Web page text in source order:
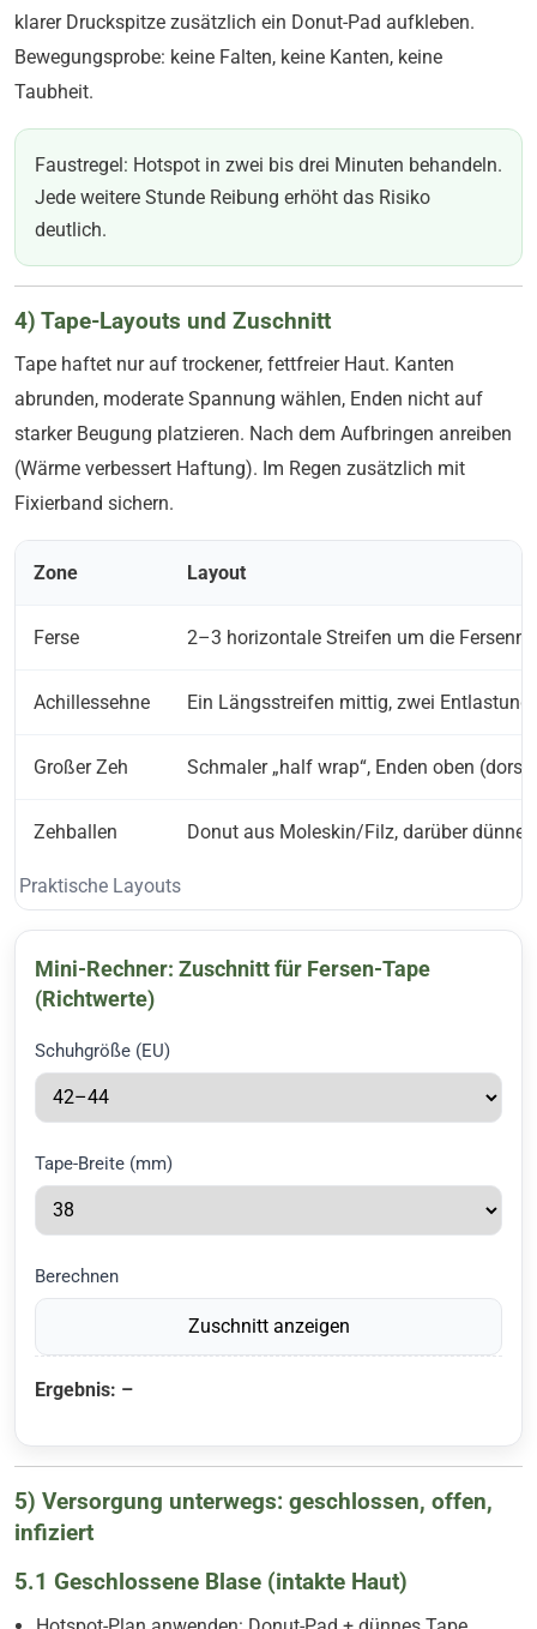
klarer Druckspitze zusätzlich ein Donut-Pad aufkleben.
Bewegungsprobe: keine Falten, keine Kanten, keine
Taubheit.
Faustregel: Hotspot in zwei bis drei Minuten behandeln.
Jede weitere Stunde Reibung erhöht das Risiko
deutlich.
4) Tape-Layouts und Zuschnitt
Tape haftet nur auf trockener, fettfreier Haut. Kanten
abrunden, moderate Spannung wählen, Enden nicht auf
starker Beugung platzieren. Nach dem Aufbringen anreiben
(Wärme verbessert Haftung). Im Regen zusätzlich mit
Fixierband sichern.
Praktische Layouts
Zone Layout
Ferse 2–3 horizontale Streifen um die
Achillessehne Ein Längsstreifen mittig, zwei
Großer Zeh Schmaler „half wrap“, Enden oben
Zehballen Donut aus Moleskin/Filz, darüber
Mini-Rechner: Zuschnitt für Fersen-Tape
(Richtwerte)
Schuhgröße (EU)
Tape-Breite (mm)
Berechnen
Zuschnitt anzeigen
Ergebnis: –
5) Versorgung unterwegs: geschlossen, offen,
infiziert
5.1 Geschlossene Blase (intakte Haut)